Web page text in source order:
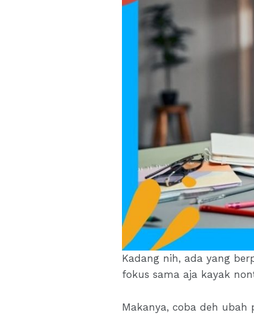
Kadang nih, ada yang
fokus sama aja kayak
Makanya, coba deh